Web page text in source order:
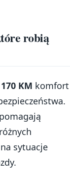
robią
KM komfort
sytuacje